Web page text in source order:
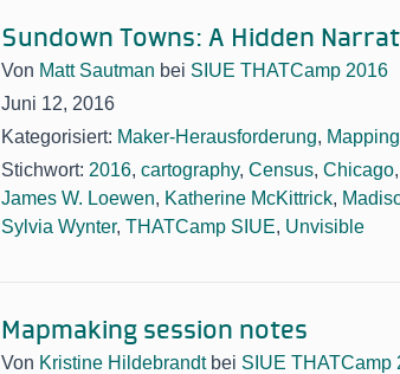
Sundown Towns: A Hidden
Von Matt Sautman bei SIUE THATCamp 2016
Juni 12, 2016
Kategorisiert: Maker-Herausforderung, Mapping
Stichwort: 2016, cartography, Census, Chicago,
James W. Loewen, Katherine McKittrick,
Sylvia Wynter, THATCamp SIUE, Unvisible
Mapmaking session notes
Von Kristine Hildebrandt bei SIUE THATCamp